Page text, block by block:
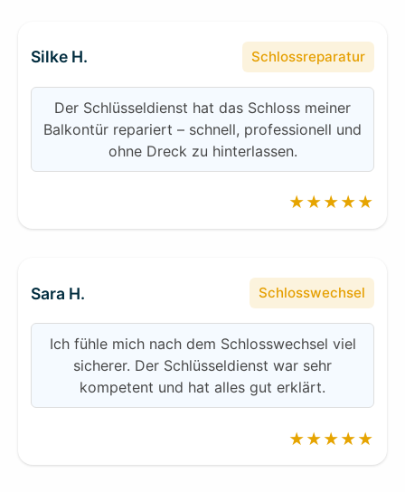
Silke H. Schlossreparatur
Der Schlüsseldienst hat das Schloss meiner
Balkontür repariert – schnell, professionell und
ohne Dreck zu hinterlassen.
★★★★★
Sara H. Schlosswechsel
Ich fühle mich nach dem Schlosswechsel viel
sicherer. Der Schlüsseldienst war sehr
kompetent und hat alles gut erklärt.
★★★★★